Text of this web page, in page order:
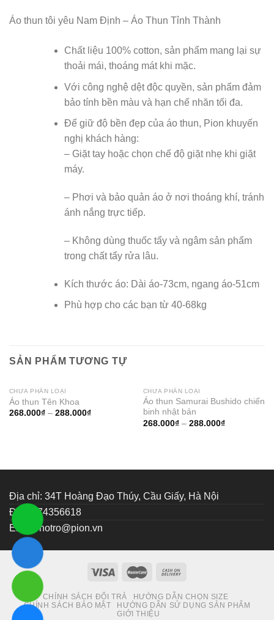
Áo thun tôi yêu Nam Định – Áo Thun Tỉnh Thành
Chất liệu 100% cotton, sản phẩm mang lại sự
thoải mái, thoáng mát khi mặc.
Với công nghệ dệt độc quyền, sản phẩm đảm
bảo tính bền màu và hạn chế nhăn tối đa.
Để giữ độ bền đẹp của áo thun, Pion khuyến
nghị khách hàng:
– Giặt tay hoặc chọn chế độ giặt nhẹ khi giặt
máy.
– Phơi và bảo quản áo ở nơi thoáng khí, tránh
ánh nắng trực tiếp.
– Không dùng thuốc tẩy và ngâm sản phẩm
trong chất tẩy rửa lâu.
Kích thước áo: Dài áo-73cm, ngang áo-51cm
Phù hợp cho các bạn từ 40-68kg
SẢN PHẨM TƯƠNG TỰ
CHƯA PHÂN LOẠI
Áo thun Tên Khoa
268.000₫– 288.000₫
CHƯA PHÂN LOẠI
Áo thun Samurai Bushido chiến
binh nhật bản
268.000₫– 288.000₫
Địa chỉ: 34T Hoàng Đạo Thúy, Cầu Giấy, Hà Nội
ĐT: 0374356618
Email:hotro@pion.vn
CHÍNH SÁCH ĐỔI TRẢ
HƯỚNG DẪN CHỌN SIZE
CHÍNH SÁCH BẢO MẬT
HƯỚNG DẪN SỬ DỤNG SẢN PHẨM
GIỚI THIỆU